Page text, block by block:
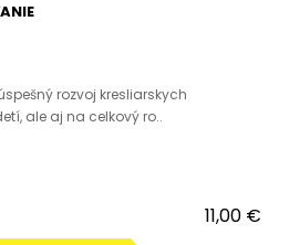
rozvoj kresliarskych
ale aj na celkový ro..
11,00 €